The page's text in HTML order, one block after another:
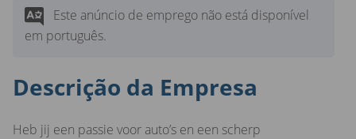
Este anúncio de emprego não está disponível
em português.
Descrição da Empresa
Heb jij een passie voor auto’s en een scherp